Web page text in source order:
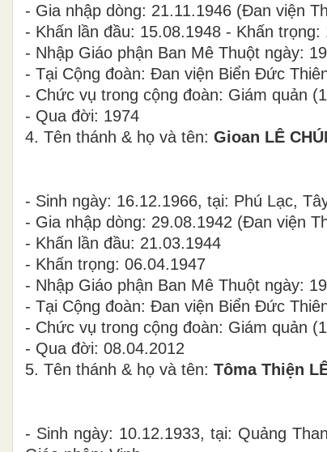
- Gia nhập dòng: 21.11.1946 (Đan viện
- Khấn lần đầu: 15.08.1948 - Khấn trọng:
- Nhập Giáo phận Ban Mê Thuột ngày:
- Tại Cộng đoàn: Đan viện Biển Đức
- Chức vụ trong cộng đoàn: Giám quản
- Qua đời: 1974
4. Tên thánh & họ và tên: Gioan LÊ
- Sinh ngày: 16.12.1966, tại: Phú Lạc,
- Gia nhập dòng: 29.08.1942 (Đan viện
- Khấn lần đầu: 21.03.1944
- Khấn trọng: 06.04.1947
- Nhập Giáo phận Ban Mê Thuột ngày:
- Tại Cộng đoàn: Đan viện Biển Đức
- Chức vụ trong cộng đoàn: Giám quản
- Qua đời: 08.04.2012
5. Tên thánh & họ và tên: Tôma Thiện
- Sinh ngày: 10.12.1933, tại: Quảng